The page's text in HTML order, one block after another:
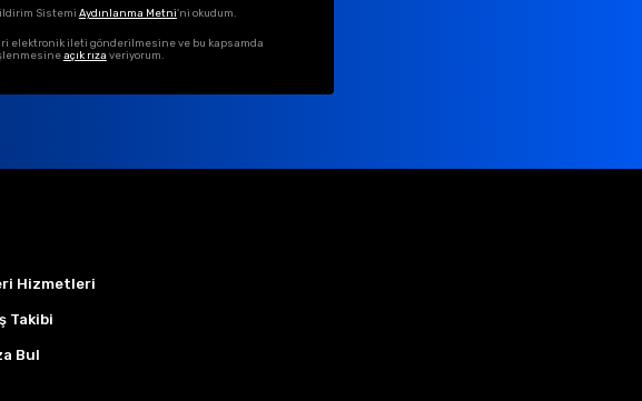
Sistemi Aydınlanma Metni'ni okudum.
elektronik ileti gönderilmesine ve bu kapsamda
açık rıza veriyorum.
Hizmetleri
Takibi
Bul